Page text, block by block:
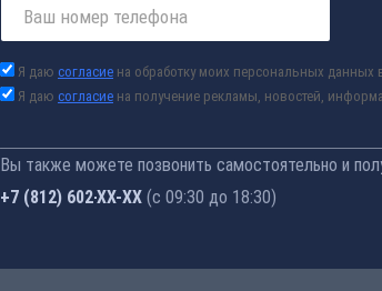
Я даю согласие на обработку моих персональных данных
Я даю согласие на получение рекламы, новостей,
Вы также можете позвонить самостоятельно и
+7 (812) 602-44-77 (с 09:30 до 18:30)